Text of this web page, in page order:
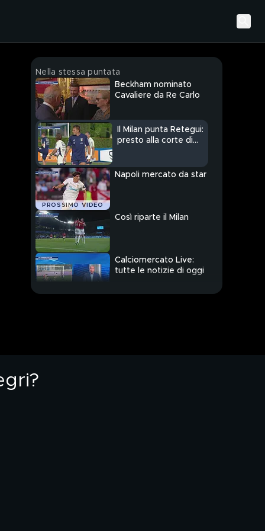
Nella stessa puntata
Beckham nominato
Cavaliere da Re Carlo
Il Milan punta Retegui:
presto alla corte di
PROSSIMO VIDEO
Napoli mercato da star
Così riparte il Milan
Calciomercato Live:
tutte le notizie di oggi